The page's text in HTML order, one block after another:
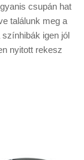
csupán hat
találunk meg a
igen jól
nyitott rekesz